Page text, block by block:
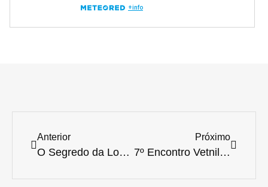
Anterior
O Segredo da Longevidade e Felicidade: Como uma Rotina Diária Transforma a Vida de Cães e Gatos
Próximo
7º Encontro Vetnil®: Três Dias de Imersão e Networking para Residentes em Medicina Veterinária